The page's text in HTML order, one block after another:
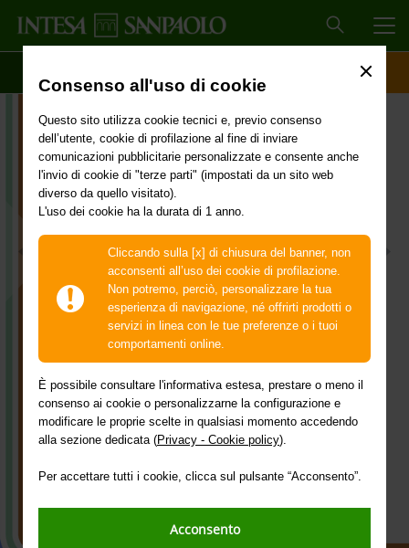
Consenso all'uso di cookie
Questo sito utilizza cookie tecnici e, previo consenso
dell’utente, cookie di profilazione al fine di inviare
comunicazioni pubblicitarie personalizzate e consente anche
l'invio di cookie di "terze parti" (impostati da un sito web
diverso da quello visitato).
L'uso dei cookie ha la durata di 1 anno.
Cliccando sulla [x] di chiusura del banner, non
acconsenti all’uso dei cookie di profilazione.
Non potremo, perciò, personalizzare la tua
esperienza di navigazione, né offrirti prodotti o
servizi in linea con le tue preferenze o i tuoi
comportamenti online.
È possibile consultare l'informativa estesa, prestare o meno il
consenso ai cookie o personalizzarne la configurazione e
modificare le proprie scelte in qualsiasi momento accedendo
alla sezione dedicata (Privacy - Cookie policy).
Per accettare tutti i cookie, clicca sul pulsante “Acconsento”.
Acconsento
La Banca digitale del Gruppo
Intesa Sanpaolo
Apri il conto in pochi minuti e scegli il piano
adatto a te.
Scopri isybank